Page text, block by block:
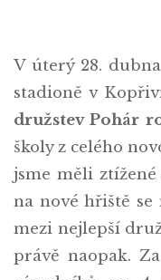
V úterý 28.
stadioně v
družstev Pohár
školy z celého
jsme měli
na nové hřiště
mezi nejlepší
právě naopak.